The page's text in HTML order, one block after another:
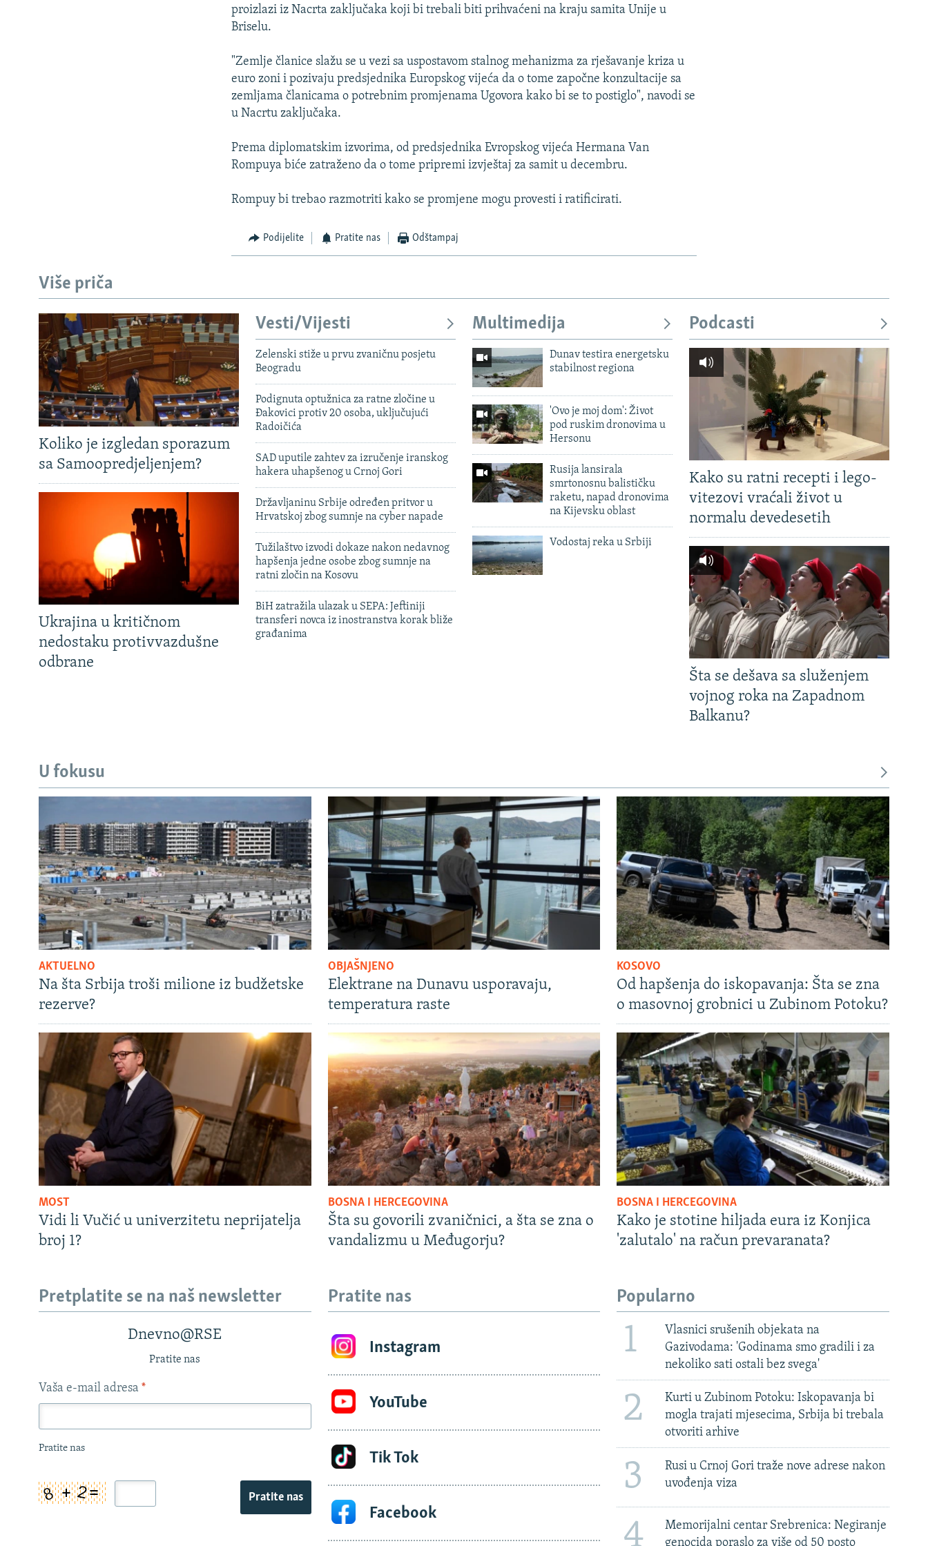
NASTANAK I RASPAD JUGOSLAVIJE
proizlazi iz Nacrta zaključaka koji bi trebali biti prihvaćeni na kraju samita Unije u
Briselu.
"Zemlje članice slažu se u vezi sa uspostavom stalnog mehanizma za rješavanje kriza u
euro zoni i pozivaju predsjednika Europskog vijeća da o tome započne konzultacije sa
zemljama članicama o potrebnim promjenama Ugovora kako bi se to postiglo", navodi se
u Nacrtu zaključaka.
Prema diplomatskim izvorima, od predsjednika Evropskog vijeća Hermana Van
Rompuya biće zatraženo da o tome pripremi izvještaj za samit u decembru.
Rompuy bi trebao razmotriti kako se promjene mogu provesti i ratificirati.
Podijelite Pratite nas Odštampaj
Više priča
Koliko je izgledan sporazum
sa Samoopredjeljenjem?
Ukrajina u kritičnom
nedostaku protivvazdušne
odbrane
Vesti/Vijesti
Zelenski stiže u prvu zvaničnu posjetu
Beogradu
Podignuta optužnica za ratne zločine u
Đakovici protiv 20 osoba, uključujući
Radoičića
SAD uputile zahtev za izručenje iranskog
hakera uhapšenog u Crnoj Gori
Državljaninu Srbije određen pritvor u
Hrvatskoj zbog sumnje na cyber napade
Tužilaštvo izvodi dokaze nakon nedavnog
hapšenja jedne osobe zbog sumnje na
ratni zločin na Kosovu
BiH zatražila ulazak u SEPA: Jeftiniji
transferi novca iz inostranstva korak bliže
građanima
Multimedija
Dunav testira energetsku
stabilnost regiona
'Ovo je moj dom': Život
pod ruskim dronovima u
Hersonu
Rusija lansirala
smrtonosnu balističku
raketu, napad dronovima
na Kijevsku oblast
Vodostaj reka u Srbiji
Podcasti
Kako su ratni recepti i lego-
vitezovi vraćali život u
normalu devedesetih
Šta se dešava sa služenjem
vojnog roka na Zapadnom
Balkanu?
U fokusu
AKTUELNO
Na šta Srbija troši milione iz budžetske
rezerve?
OBJAŠNJENO
Elektrane na Dunavu usporavaju,
temperatura raste
KOSOVO
Od hapšenja do iskopavanja: Šta se zna
o masovnoj grobnici u Zubinom Potoku?
MOST
Vidi li Vučić u univerzitetu neprijatelja
broj 1?
BOSNA I HERCEGOVINA
Šta su govorili zvaničnici, a šta se zna o
vandalizmu u Međugorju?
BOSNA I HERCEGOVINA
Kako je stotine hiljada eura iz Konjica
'zalutalo' na račun prevaranata?
Pretplatite se na naš newsletter
Dnevno@RSE
Pratite nas
Vaša e-mail adresa *
Pratite nas
Pratite nas
Pratite nas
Instagram
YouTube
Tik Tok
Facebook
Popularno
1
Vlasnici srušenih objekata na
Gazivodama: 'Godinama smo gradili i za
nekoliko sati ostali bez svega'
2
Kurti u Zubinom Potoku: Iskopavanja bi
mogla trajati mjesecima, Srbija bi trebala
otvoriti arhive
3
Rusi u Crnoj Gori traže nove adrese nakon
uvođenja viza
4
Memorijalni centar Srebrenica: Negiranje
genocida poraslo za više od 50 posto